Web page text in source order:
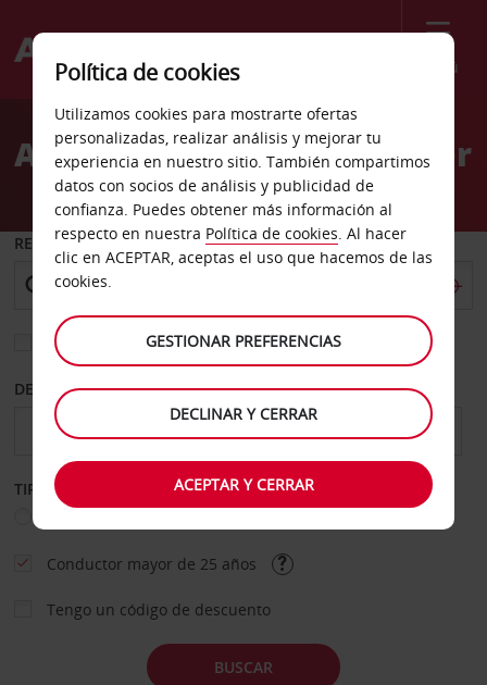
Menú
Welcome
AvisAlquiler de coches Leinster
RECOGER EN
Elegir otra oficina de devolución
DESDE HASTA
TIPO DE ALQUILER
Conductor mayor de 25 años
Tengo un código de descuento
BUSCAR
Política de cookies
Utilizamos cookies para mostrarte ofertas
personalizadas, realizar análisis y mejorar tu
experiencia en nuestro sitio. También compartimos
datos con socios de análisis y publicidad de
confianza. Puedes obtener más información al
respecto en nuestra Política de cookies. Al hacer
clic en ACEPTAR, aceptas el uso que hacemos de las
cookies.
GESTIONAR PREFERENCIAS
DECLINAR Y CERRAR
ACEPTAR Y CERRAR